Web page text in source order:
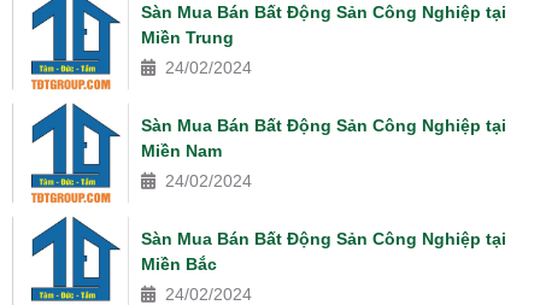
Sàn Mua Bán Bất Động Sản Công Nghiệp tại
Miền Trung
24/02/2024
Sàn Mua Bán Bất Động Sản Công Nghiệp tại
Miền Nam
24/02/2024
Sàn Mua Bán Bất Động Sản Công Nghiệp tại
Miền Bắc
24/02/2024